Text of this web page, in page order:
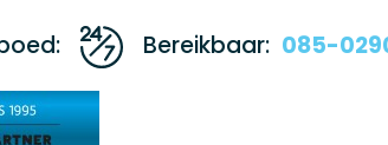
Bereikbaar: 085-